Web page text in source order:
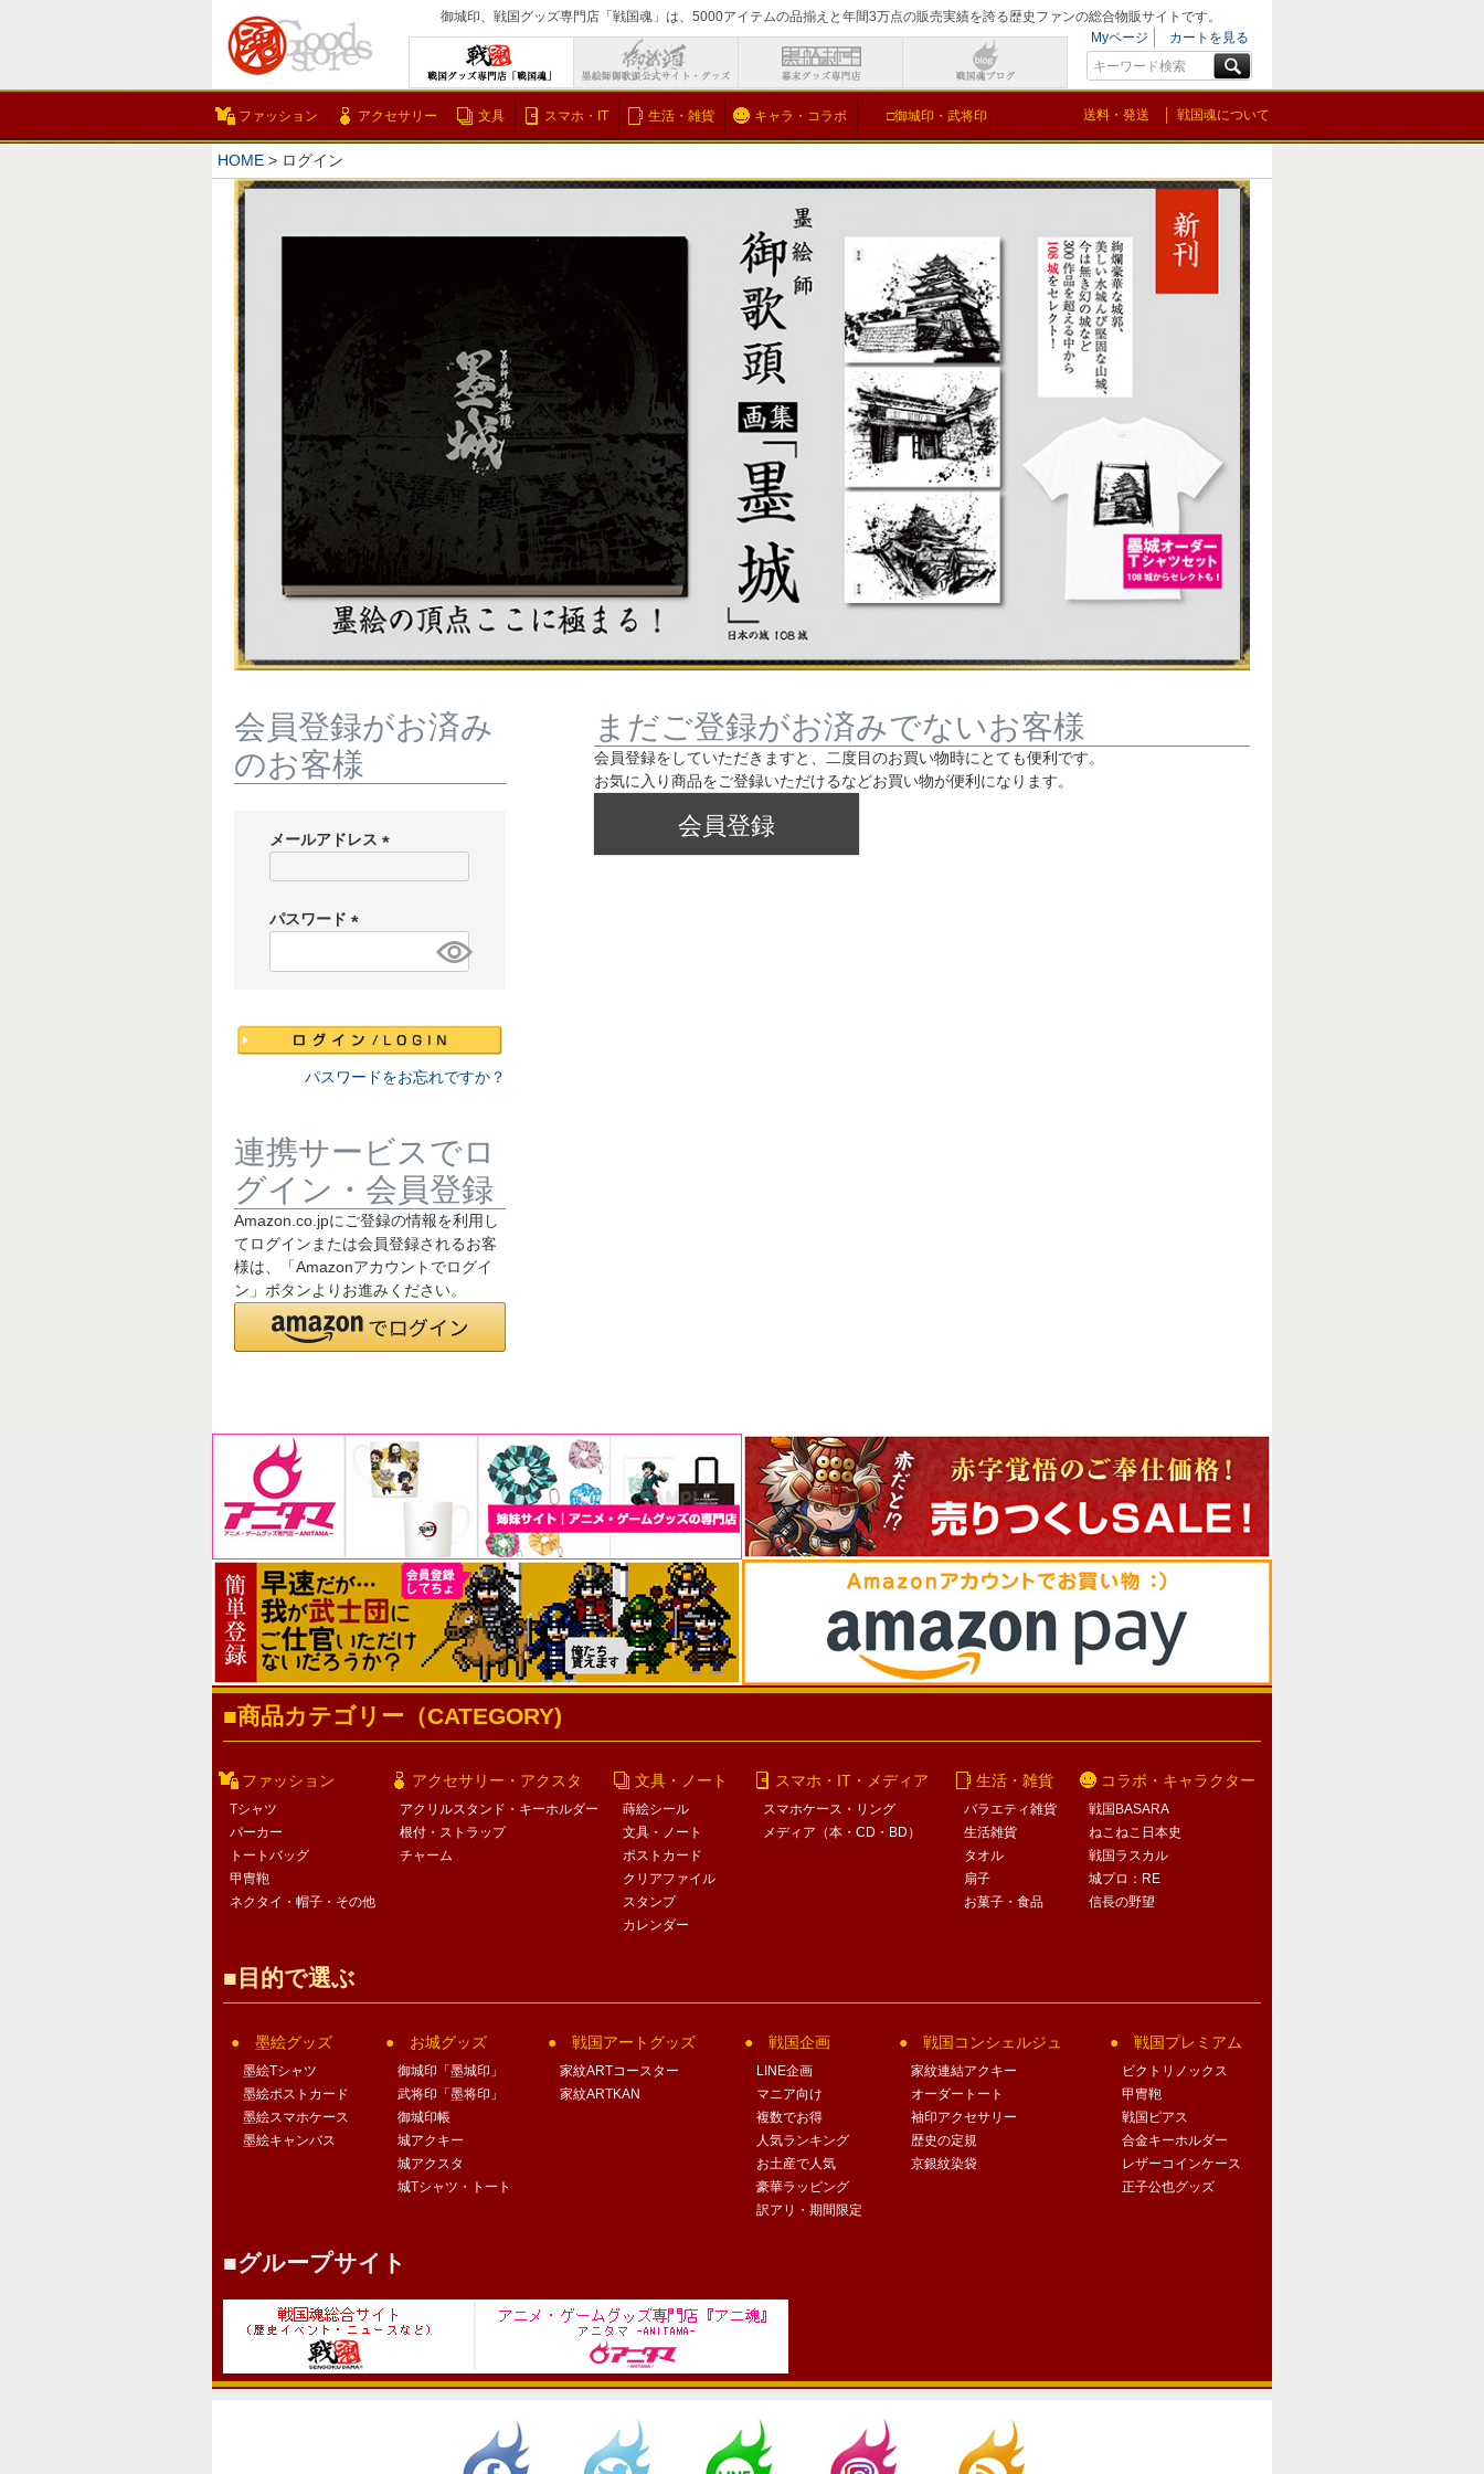
御城印、戦国グッズ専門店「戦国魂」は、5000アイテムの品揃えと年間3万点の販売実績を誇る歴史ファンの総合物販サイトです。
Myページ
カートを見る
検索
ファッション アクセサリー 文具 スマホ・IT 生活・雑貨 キャラ・コラボ □御城印・武将印 送料・発送 戦国魂について
HOME ログイン
会員登録がお済み
のお客様
メールアドレス
)
パスワード
必
パスワードをお忘れですか？
連携サービスでロ
グイン・会員登録
Amazon.co.jpにご登録の情報を利用し
てログインまたは会員登録されるお客
様は、「Amazonアカウントでログイ
ン」ボタンよりお進みください。
まだご登録がお済みでないお客様
会員登録をしていただきますと、二度目のお買い物時にとても便利です。
お気に入り商品をご登録いただけるなどお買い物が便利になります。
会員登録
商品カテゴリー（CATEGORY)
ファッション
Tシャツ
パーカー
トートバッグ
甲冑鞄
ネクタイ・帽子・その他
アクセサリー・アクスタ
アクリルスタンド・キーホルダー
根付・ストラップ
チャーム
文具・ノート
蒔絵シール
文具・ノート
ポストカード
クリアファイル
スタンプ
カレンダー
スマホ・IT・メディア
スマホケース・リング
メディア（本・CD・BD）
生活・雑貨
バラエティ雑貨
生活雑貨
タオル
扇子
お菓子・食品
コラボ・キャラクター
戦国BASARA
ねこねこ日本史
戦国ラスカル
城プロ：RE
信長の野望
目的で選ぶ
墨絵グッズ
墨絵Tシャツ
墨絵ポストカード
墨絵スマホケース
墨絵キャンバス
お城グッズ
御城印「墨城印」
武将印「墨将印」
御城印帳
城アクキー
城アクスタ
城Tシャツ・トート
戦国アートグッズ
家紋ARTコースター
家紋ARTKAN
戦国企画
LINE企画
マニア向け
複数でお得
人気ランキング
お土産で人気
豪華ラッピング
訳アリ・期間限定
戦国コンシェルジュ
家紋連結アクキー
オーダートート
袖印アクセサリー
歴史の定規
京銀紋染袋
戦国プレミアム
ビクトリノックス
甲冑鞄
戦国ピアス
合金キーホルダー
レザーコインケース
正子公也グッズ
グループサイト